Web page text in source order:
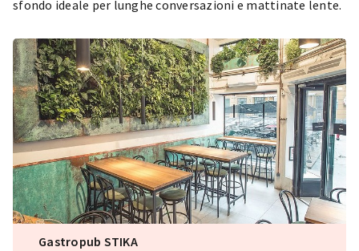
sfondo ideale per lunghe conversazioni e mattinate lente.
Gastropub STIKA